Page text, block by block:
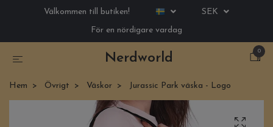
Välkommen till butiken!
SEK
För en nördigare vardag
Nerdworld
0
Hem Övrigt Väskor Jurassic Park väska - Logo